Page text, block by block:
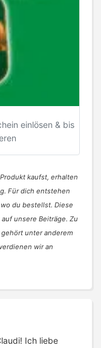
einlösen & bis
kaufst, erhalten
Für dich entstehen
du bestellst. Diese
unsere Beiträge. Zu
unter anderem
wir an
Ich liebe